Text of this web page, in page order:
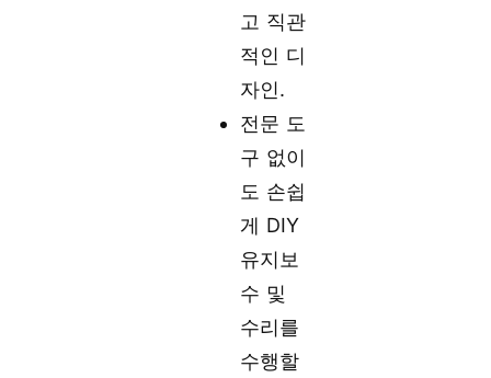
고 직관
적인 디
자인.
전문 도
구 없이
도 손쉽
게 DIY
유지보
수 및
수리를
수행할